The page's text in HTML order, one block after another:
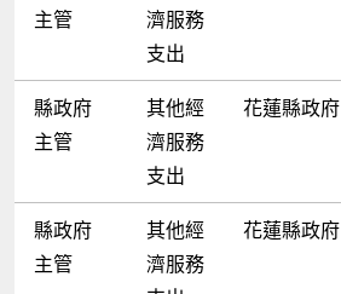
主管
濟服務
支出
縣政府
主管
其他經
濟服務
支出
花蓮縣政府
縣政府
主管
其他經
濟服務
花蓮縣政府